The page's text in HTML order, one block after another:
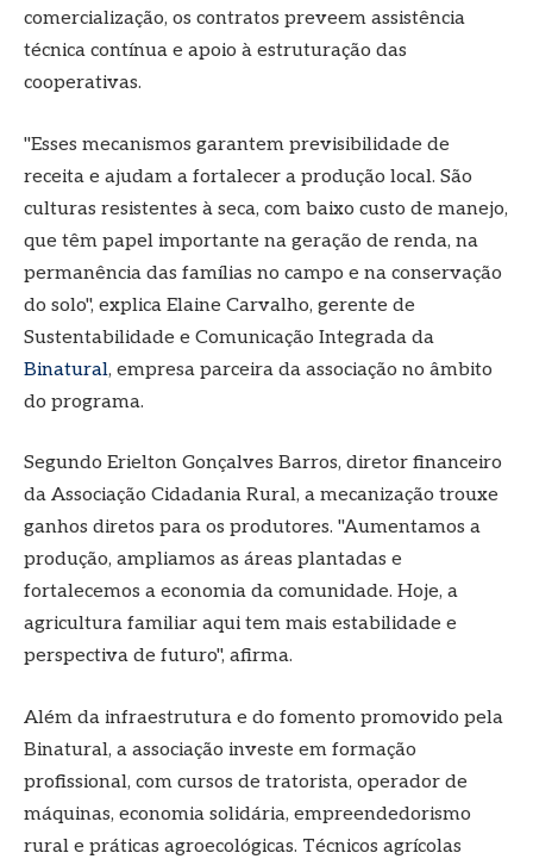
comercialização, os contratos preveem assistência
técnica contínua e apoio à estruturação das
cooperativas.
"Esses mecanismos garantem previsibilidade de
receita e ajudam a fortalecer a produção local. São
culturas resistentes à seca, com baixo custo de manejo,
que têm papel importante na geração de renda, na
permanência das famílias no campo e na conservação
do solo", explica Elaine Carvalho, gerente de
Sustentabilidade e Comunicação Integrada da
Binatural, empresa parceira da associação no âmbito
do programa.
Segundo Erielton Gonçalves Barros, diretor financeiro
da Associação Cidadania Rural, a mecanização trouxe
ganhos diretos para os produtores. "Aumentamos a
produção, ampliamos as áreas plantadas e
fortalecemos a economia da comunidade. Hoje, a
agricultura familiar aqui tem mais estabilidade e
perspectiva de futuro", afirma.
Além da infraestrutura e do fomento promovido pela
Binatural, a associação investe em formação
profissional, com cursos de tratorista, operador de
máquinas, economia solidária, empreendedorismo
rural e práticas agroecológicas. Técnicos agrícolas